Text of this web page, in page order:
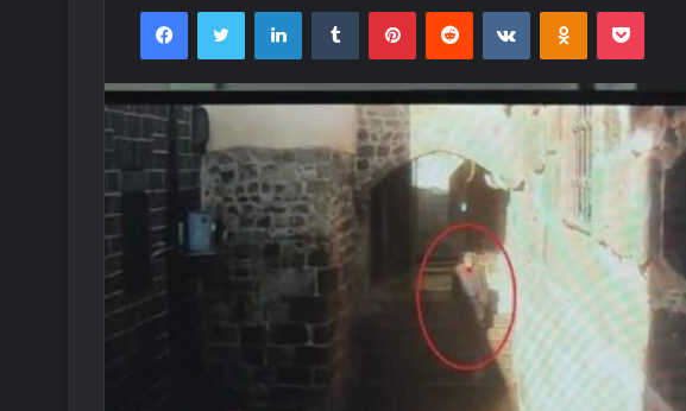
FacebookTwitter LinkedInTumblr PinterestReddit VKontakteOdnoklassniki
Pocket